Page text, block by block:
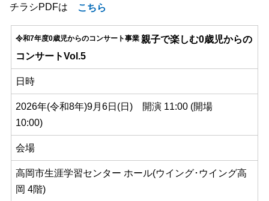
チラシPDFは こちら
令和7年度0歳児からのコンサート事業 親子で楽しむ0歳児からの
コンサートVol.5
日時
2026年(令和8年)9月6日(日) 開演 11:00 (開場
10:00)
会場
高岡市生涯学習センター ホール(ウイング･ウイング高
岡 4階)